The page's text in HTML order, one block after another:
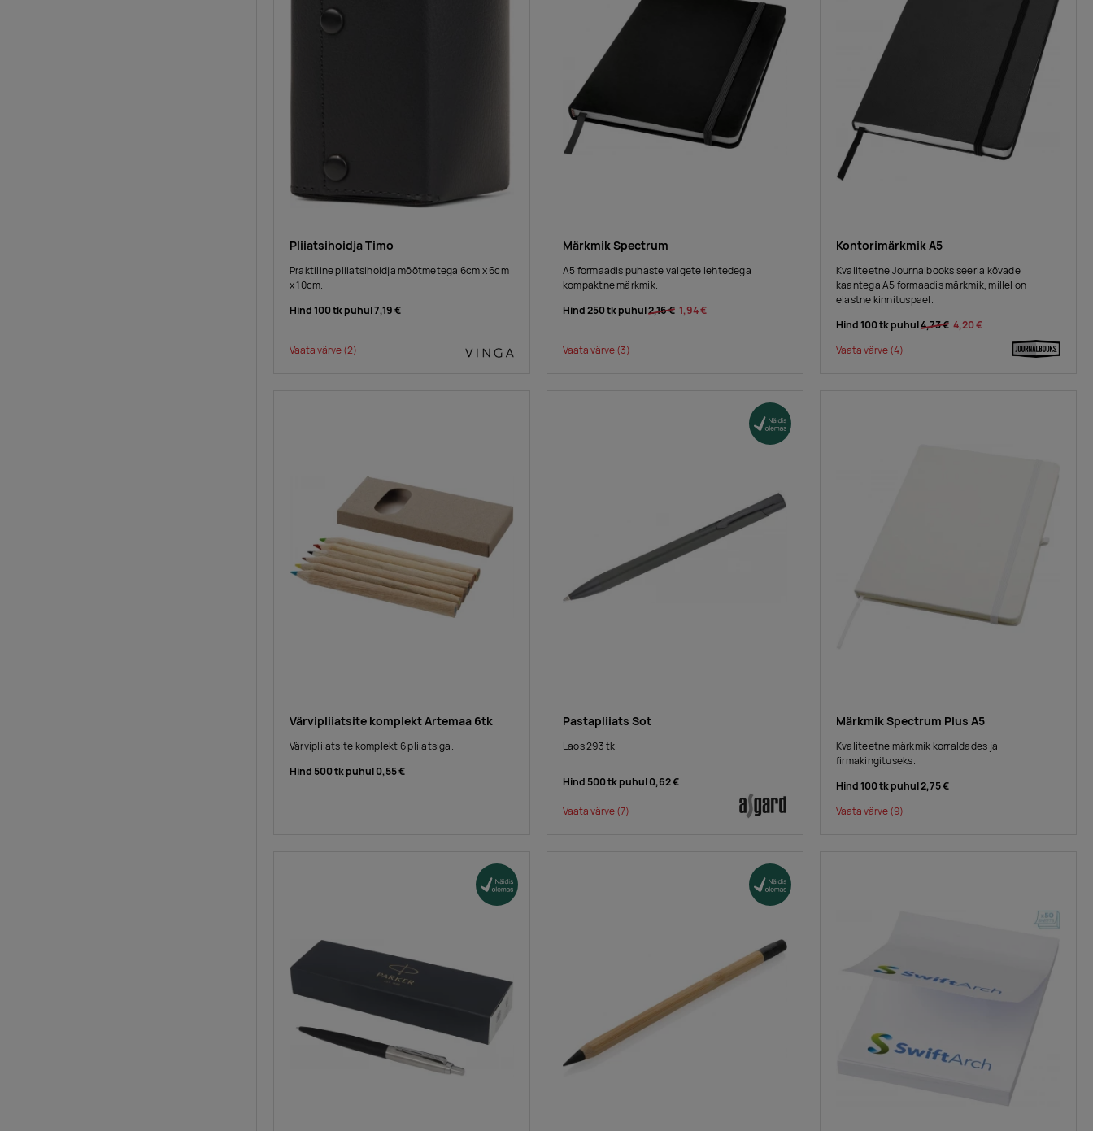
Pliiatsihoidja Timo
Praktiline pliiatsihoidja mõõtmetega 6cm x 6cm
x 10cm.
Hind 100 tk puhul7,19 €
Vaata värve(2)
Märkmik Spectrum
A5 formaadis puhaste valgete lehtedega
kompaktne märkmik.
Hind 250 tk puhul2,16 € 1,94 €
Vaata värve(3)
Kontorimärkmik A5
Kvaliteetne Journalbooks seeria kõvade
kaantega A5 formaadis märkmik, millel on
elastne kinnituspael.
Hind 100 tk puhul4,73 € 4,20 €
Vaata värve(4)
Värvipliiatsite komplekt Artemaa 6tk
Värvipliiatsite komplekt 6 pliiatsiga.
Hind 500 tk puhul0,55 €
Pastapliiats Sot
Laos 293 tk
Hind 500 tk puhul0,62 €
Vaata värve(7)
Märkmik Spectrum Plus A5
Kvaliteetne märkmik korraldades ja
firmakingituseks.
Hind 100 tk puhul2,75 €
Vaata värve(9)